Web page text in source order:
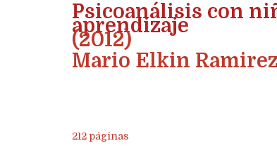
Psicoanálisis con
aprendizaje
(2012)
Mario Elkin
212 páginas